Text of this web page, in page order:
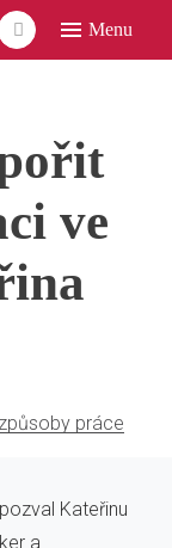
Menu
ve
práce
pozval Kateřinu
a